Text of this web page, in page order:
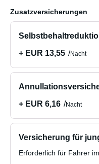
Zusatzversicherungen
+ EUR 13,55
Nacht
+ EUR 6,16
Nacht
Versicherung für
Erforderlich für Fahrer